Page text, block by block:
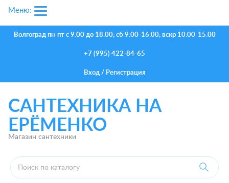
Волгоград пн-пт с 9.00 до 18.00, сб 9:00-16:00, вскр 10:00-15:00
+7 (995) 422-84-65
Вход/ Регистрация
САНТЕХНИКА НА
ЕРЁМЕНКО
Магазин сантехники
Меню: